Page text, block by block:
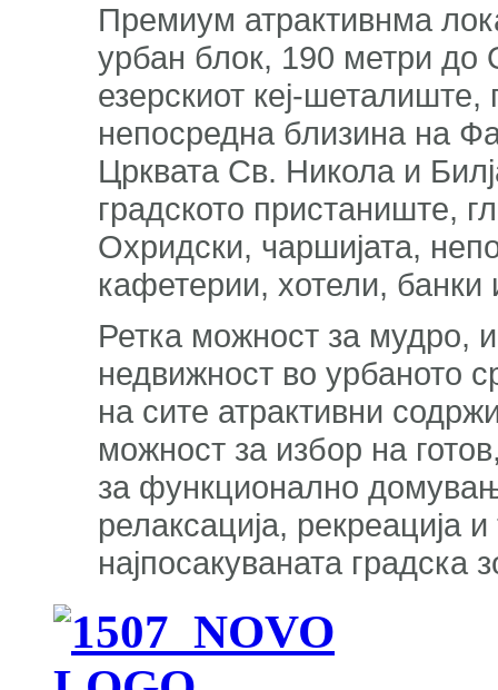
Премиум атрактивнма
урбан блок, 190 метри
езерскиот кеј-
непосредна близина на
Црквата Св. Никола и
градското пристаниште,
Охридски, чаршијата,
кафетерии, хотели, банки
Ретка можност за мудро,
недвижност во урбаното
на сите атрактивни
можност за избор на
за функционално
релаксација, рекреација
најпосакуваната